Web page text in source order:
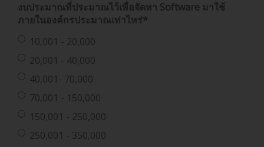
งบประมาณที่ประมาณไว้เพื่อจัดหา Software มาใช้
ภายในองค์กรประมาณเท่าไหร่*
10,001 - 20,000
20,001 - 40,000
40,001- 70,000
70,001 - 150,000
150,001 - 250,000
250,001 - 350,000